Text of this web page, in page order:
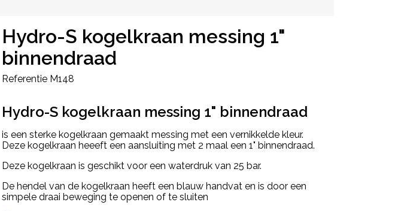
Hydro-S kogelkraan messing 1"
binnendraad
Referentie M148
Hydro-S kogelkraan messing 1" binnendraad
is een sterke kogelkraan gemaakt messing met een vernikkelde kleur.
Deze kogelkraan heeeft een aansluiting met 2 maal een 1" binnendraad.
Deze kogelkraan is geschikt voor een waterdruk van 25 bar.
De hendel van de kogelkraan heeft een blauw handvat en is door een
simpele draai beweging te openen of te sluiten